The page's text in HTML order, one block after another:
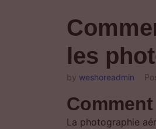
les
by weshoreadmin
La photographie